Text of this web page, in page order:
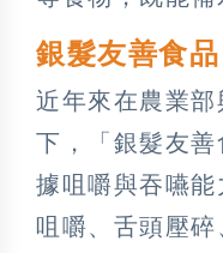
銀髮友善食
近年來在農業
下，「銀髮友
據咀嚼與吞嚥
咀嚼、舌頭壓